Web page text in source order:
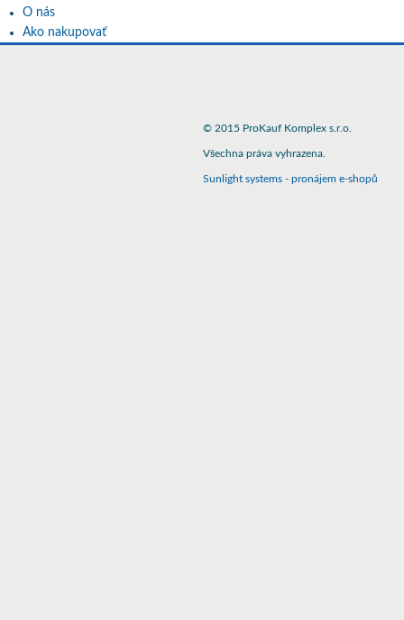
O nás
Ako nakupovať
© 2015 ProKauf Komplex s.r.o.
Všechna práva vyhrazena.
Sunlight systems - pronájem e-shopů